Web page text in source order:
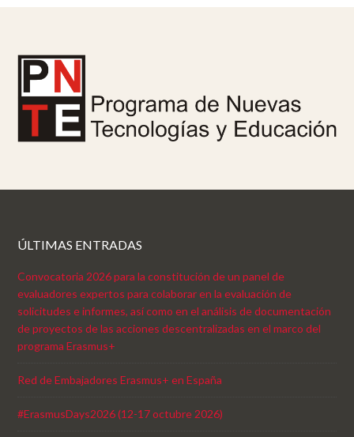
ÚLTIMAS ENTRADAS
Convocatoria 2026 para la constitución de un panel de
evaluadores expertos para colaborar en la evaluación de
solicitudes e informes, así como en el análisis de documentación
de proyectos de las acciones descentralizadas en el marco del
programa Erasmus+
Red de Embajadores Erasmus+ en España
#ErasmusDays2026 (12-17 octubre 2026)